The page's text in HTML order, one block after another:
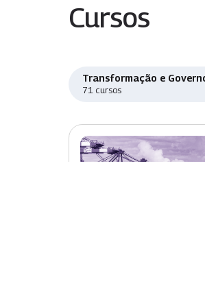
Cursos
Transformação e
71 cursos